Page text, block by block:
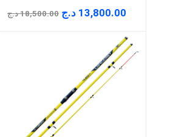
18,500.00د.ج
Le 13,800.00 د.ج
actuel
est :